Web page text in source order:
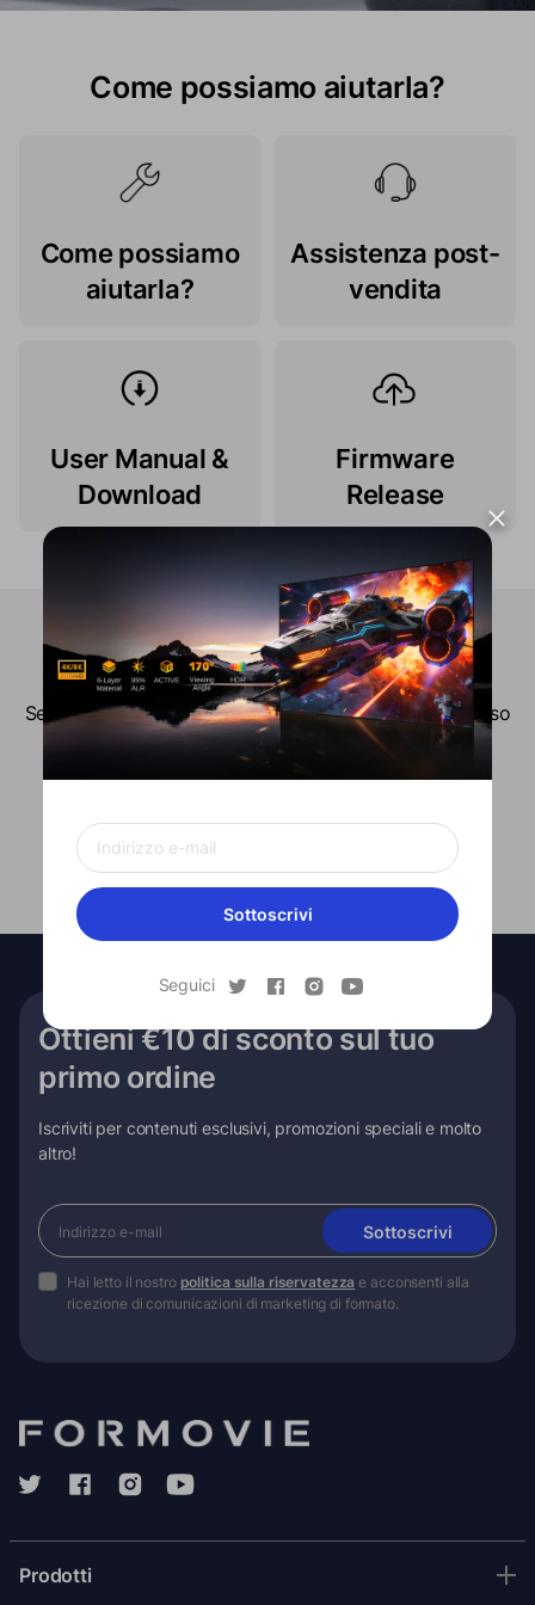
Sottoscrivi
Seguici
Come possiamo aiutarla?
Come possiamo
aiutarla?
Assistenza post-
vendita
User Manual &
Download
Firmware
Release
Altre domande
Se hai ulteriori domande, fai click sul pulsante in basso
per contattare Formovie o inviare un'e-mail
service@formovie.com
Ottieni €10 di sconto sul tuo
primo ordine
Iscriviti per contenuti esclusivi, promozioni speciali e molto
altro!
Sottoscrivi
Hai letto il nostro politica sulla riservatezza e acconsenti alla
ricezione di comunicazioni di marketing di formato.
Prodotti